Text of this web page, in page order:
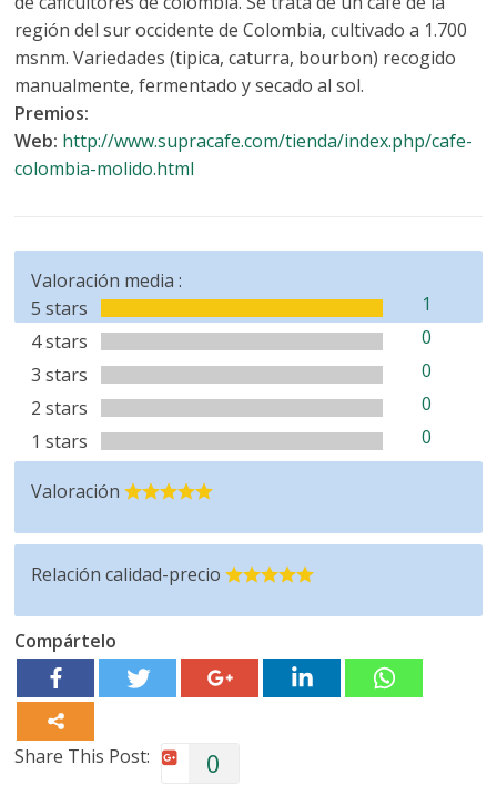
región del sur occidente de Colombia, cultivado a 1.700
msnm. Variedades (tipica, caturra, bourbon) recogido
manualmente, fermentado y secado al sol.
Premios:
Web: http://www.supracafe.com/tienda/index.php/cafe-
colombia-molido.html
Valoración media :
5 stars
1
4 stars
0
3 stars
0
2 stars
0
1 stars
0
Valoración
Relación calidad-precio
Compártelo
Share This Post: 0